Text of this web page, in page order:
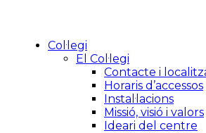
Col·legi
El Col·legi
Contacte i
Horaris d’accessos
Instal·lacions
Missió, visió i valors
Ideari del centre